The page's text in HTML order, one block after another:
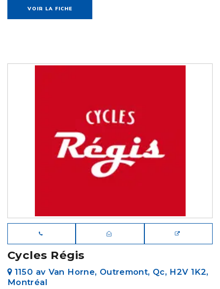
VOIR LA FICHE
Cycles Régis
1150 av Van Horne, Outremont, Qc, H2V 1K2,
Montréal